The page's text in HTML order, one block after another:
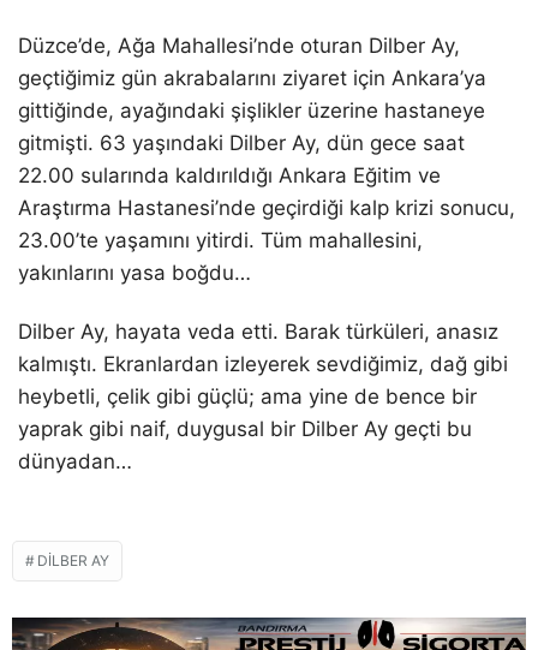
Düzce’de, Ağa Mahallesi’nde oturan Dilber Ay,
geçtiğimiz gün akrabalarını ziyaret için Ankara’ya
gittiğinde, ayağındaki şişlikler üzerine hastaneye
gitmişti. 63 yaşındaki Dilber Ay, dün gece saat
22.00 sularında kaldırıldığı Ankara Eğitim ve
Araştırma Hastanesi’nde geçirdiği kalp krizi sonucu,
23.00’te yaşamını yitirdi. Tüm mahallesini,
yakınlarını yasa boğdu…
Dilber Ay, hayata veda etti. Barak türküleri, anasız
kalmıştı. Ekranlardan izleyerek sevdiğimiz, dağ gibi
heybetli, çelik gibi güçlü; ama yine de bence bir
yaprak gibi naif, duygusal bir Dilber Ay geçti bu
dünyadan…
DILBER AY